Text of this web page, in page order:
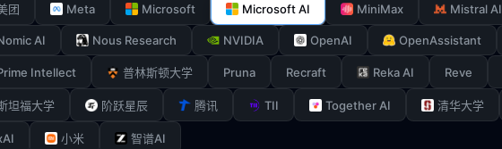
团 Meta Microsoft Microsoft AI MiniMax Mistral AI
AI Nous Research NVIDIA OpenAI OpenAssistant
Intellect 普林斯顿大学 Pruna Recraft Reka AI Reve
坦福大学 阶跃星辰 腾讯 TII Together AI 清华大学
小米 智谱AI